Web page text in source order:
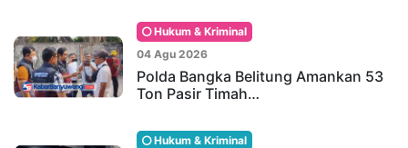
Hukum & Kriminal
04 Agu 2026
Polda Bangka Belitung Amankan 53
Ton Pasir Timah…
Hukum & Kriminal